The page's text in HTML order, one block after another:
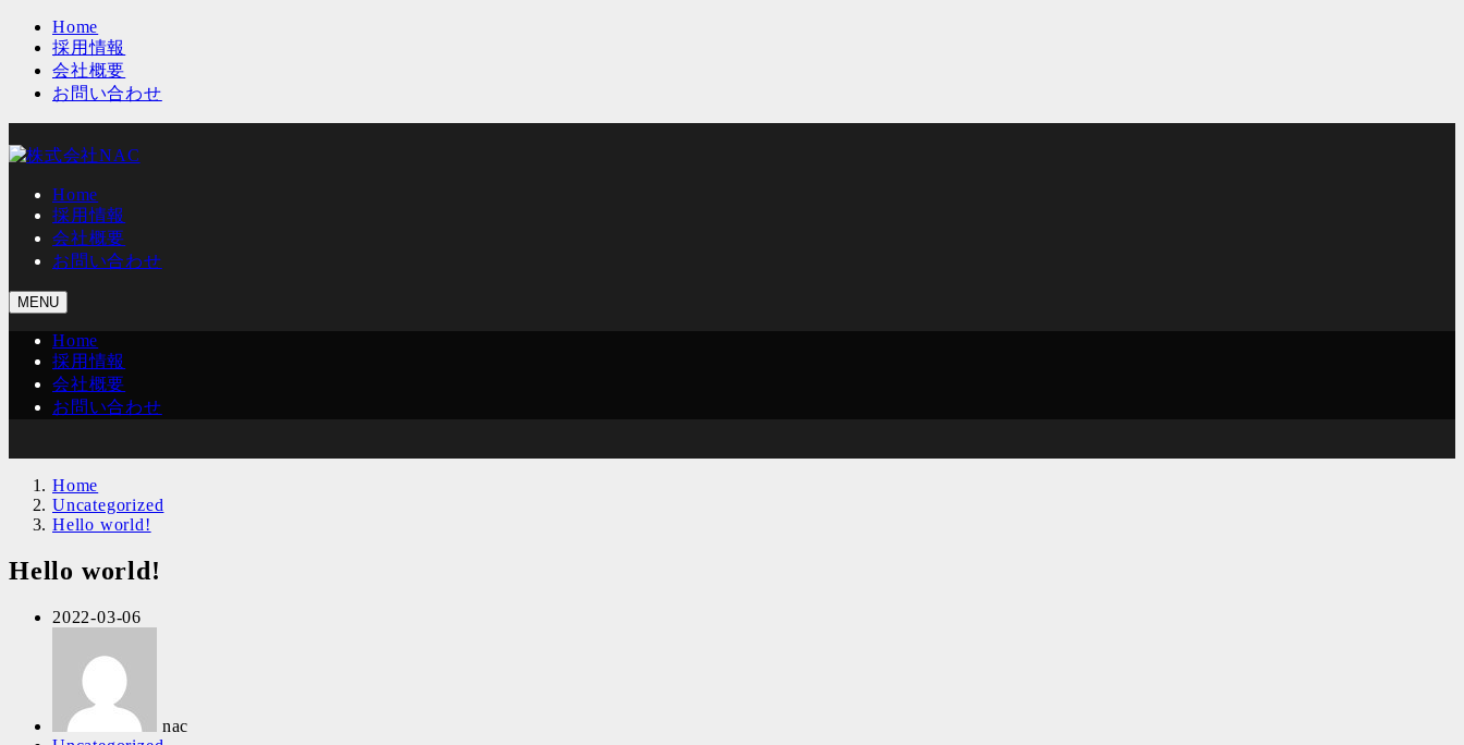
テ
ン
Home
採用情報
会社概要
お問い合わせ
Home
採用情報
会社概要
お問い合わせ
MENU
Home
採用情報
会社概要
お問い合わせ
Home
Uncategorized
Hello world!
Hello world!
投
2022-03-06
nac